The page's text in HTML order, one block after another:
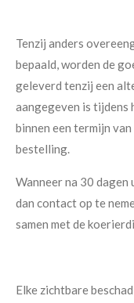
Tenzij anders
bepaald, worden de
geleverd tenzij een
aangegeven is tijdens
binnen een termijn
bestelling.
Wanneer na 30
dan contact op te
samen met de
Elke zichtbare